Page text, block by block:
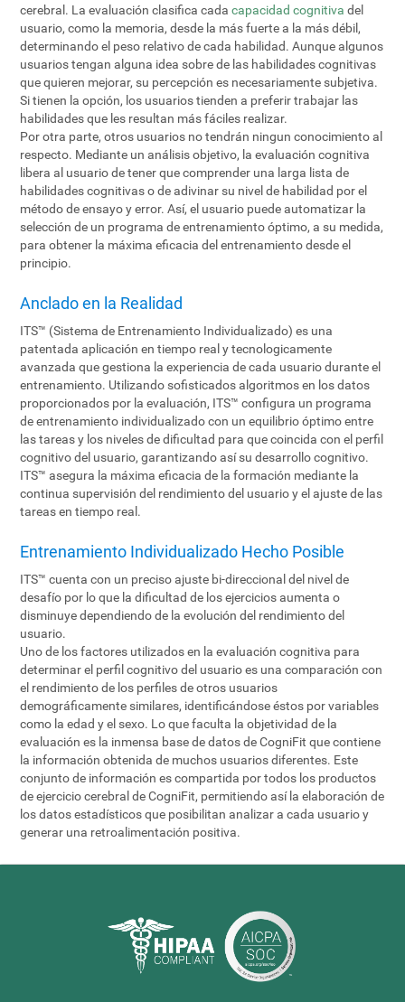
cerebral. La evaluación clasifica cadacapacidad cognitiva del
usuario, como la memoria, desde la más fuerte a la más débil,
determinando el peso relativo de cada habilidad. Aunque algunos
usuarios tengan alguna idea sobre de las habilidades cognitivas
que quieren mejorar, su percepción es necesariamente subjetiva.
Si tienen la opción, los usuarios tienden a preferir trabajar las
habilidades que les resultan más fáciles realizar.
Por otra parte, otros usuarios no tendrán ningun conocimiento al
respecto. Mediante un análisis objetivo, la evaluación cognitiva
libera al usuario de tener que comprender una larga lista de
habilidades cognitivas o de adivinar su nivel de habilidad por el
método de ensayo y error. Así, el usuario puede automatizar la
selección de un programa de entrenamiento óptimo, a su medida,
para obtener la máxima eficacia del entrenamiento desde el
principio.
Anclado en la Realidad
ITS™ (Sistema de Entrenamiento Individualizado) es una
patentada aplicación en tiempo real y tecnologicamente
avanzada que gestiona la experiencia de cada usuario durante el
entrenamiento. Utilizando sofisticados algoritmos en los datos
proporcionados por la evaluación, ITS™ configura un programa
de entrenamiento individualizado con un equilibrio óptimo entre
las tareas y los niveles de dificultad para que coincida con el perfil
cognitivo del usuario, garantizando así su desarrollo cognitivo.
ITS™ asegura la máxima eficacia de la formación mediante la
continua supervisión del rendimiento del usuario y el ajuste de las
tareas en tiempo real.
Entrenamiento Individualizado Hecho Posible
ITS™ cuenta con un preciso ajuste bi-direccional del nivel de
desafío por lo que la dificultad de los ejercicios aumenta o
disminuye dependiendo de la evolución del rendimiento del
usuario.
Uno de los factores utilizados en la evaluación cognitiva para
determinar el perfil cognitivo del usuario es una comparación con
el rendimiento de los perfiles de otros usuarios
demográficamente similares, identificándose éstos por variables
como la edad y el sexo. Lo que faculta la objetividad de la
evaluación es la inmensa base de datos de CogniFit que contiene
la información obtenida de muchos usuarios diferentes. Este
conjunto de información es compartida por todos los productos
de ejercicio cerebral de CogniFit, permitiendo así la elaboración de
los datos estadísticos que posibilitan analizar a cada usuario y
generar una retroalimentación positiva.